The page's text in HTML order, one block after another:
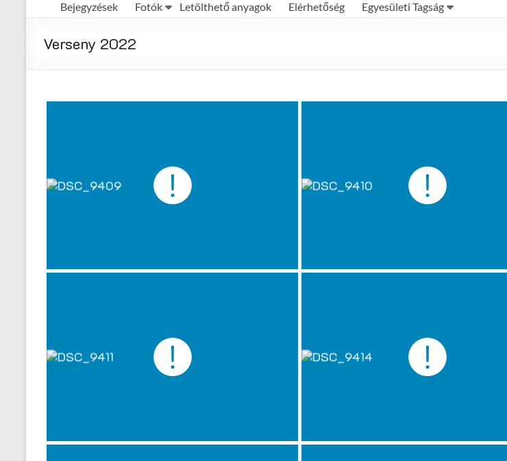
Házisörfőző
Bejegyzések Fotók Letölthető anyagok Elérhetőség Egyesületi Tagság
Verseny 2022